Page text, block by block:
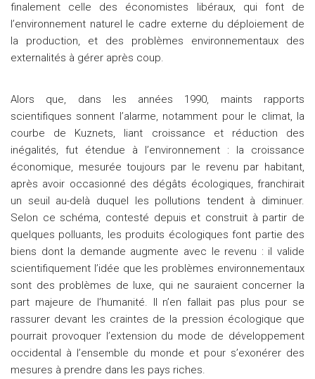
finalement celle des économistes libéraux, qui font de
l’environnement naturel le cadre externe du déploiement de
la production, et des problèmes environnementaux des
externalités à gérer après coup.
Alors que, dans les années 1990, maints rapports
scientifiques sonnent l’alarme, notamment pour le climat, la
courbe de Kuznets, liant croissance et réduction des
inégalités, fut étendue à l’environnement : la croissance
économique, mesurée toujours par le revenu par habitant,
après avoir occasionné des dégâts écologiques, franchirait
un seuil au-delà duquel les pollutions tendent à diminuer.
Selon ce schéma, contesté depuis et construit à partir de
quelques polluants, les produits écologiques font partie des
biens dont la demande augmente avec le revenu : il valide
scientifiquement l’idée que les problèmes environnementaux
sont des problèmes de luxe, qui ne sauraient concerner la
part majeure de l’humanité. Il n’en fallait pas plus pour se
rassurer devant les craintes de la pression écologique que
pourrait provoquer l’extension du mode de développement
occidental à l’ensemble du monde et pour s’exonérer des
mesures à prendre dans les pays riches.